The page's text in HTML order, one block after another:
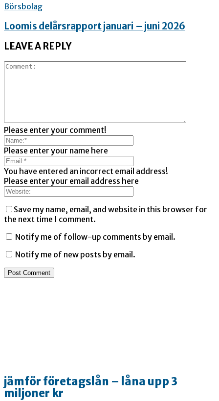
Börsbolag
Loomis delårsrapport januari – juni 2026
LEAVE A REPLY
Please enter your comment!
Please enter your name here
You have entered an incorrect email address!
Please enter your email address here
Save my name, email, and website in this browser for
the next time I comment.
Notify me of follow-up comments by email.
Notify me of new posts by email.
jämför företagslån – låna upp 3
miljoner kr